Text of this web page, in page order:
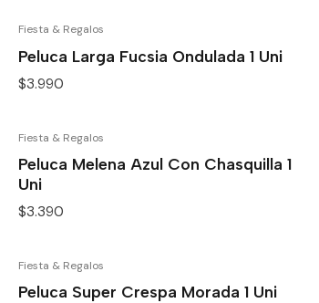
Fiesta & Regalos
Peluca Larga Fucsia Ondulada 1 Uni
$3.990
Fiesta & Regalos
Peluca Melena Azul Con Chasquilla 1
Uni
$3.390
Fiesta & Regalos
Peluca Super Crespa Morada 1 Uni